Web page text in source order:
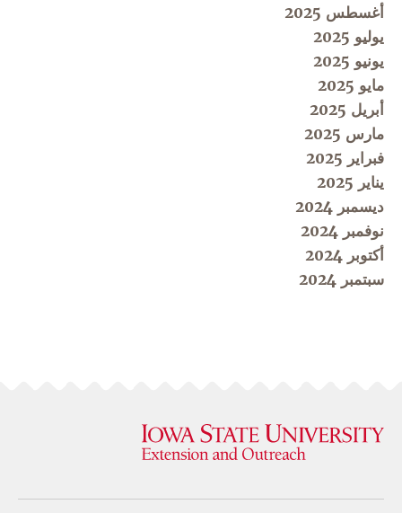
أغسطس 2025
يوليو 2025
يونيو 2025
مايو 2025
أبريل 2025
مارس 2025
فبراير 2025
يناير 2025
ديسمبر 2024
نوفمبر 2024
أكتوبر 2024
سبتمبر 2024